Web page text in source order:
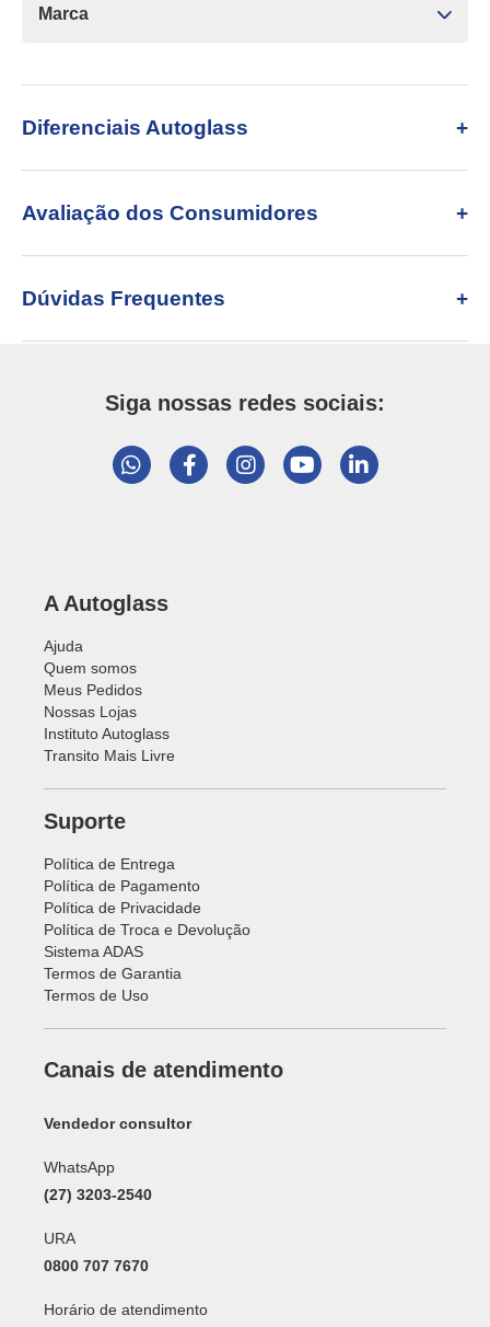
Marca
Diferenciais Autoglass
Avaliação dos Consumidores
Dúvidas Frequentes
Siga nossas redes sociais:
A Autoglass
Ajuda
Quem somos
Meus Pedidos
Nossas Lojas
Instituto Autoglass
Transito Mais Livre
Suporte
Política de Entrega
Política de Pagamento
Política de Privacidade
Política de Troca e Devolução
Sistema ADAS
Termos de Garantia
Termos de Uso
Canais de atendimento
Vendedor consultor
WhatsApp
(27) 3203-2540
URA
0800 707 7670
Horário de atendimento